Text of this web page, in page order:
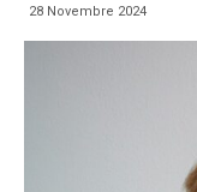
28 Novembre 2024